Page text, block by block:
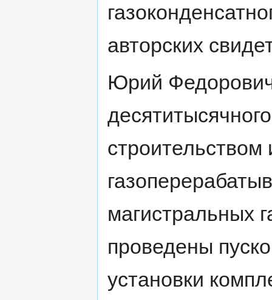
авторских
Юрий
магистральных
проведены
установки